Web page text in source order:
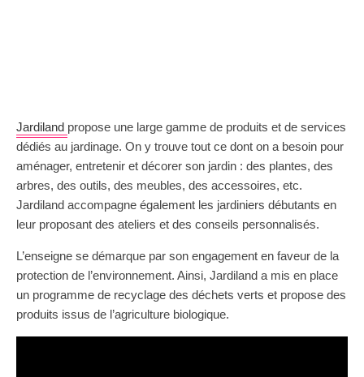
Jardiland propose une large gamme de produits et de services
dédiés au jardinage. On y trouve tout ce dont on a besoin pour
aménager, entretenir et décorer son jardin : des plantes, des
arbres, des outils, des meubles, des accessoires, etc.
Jardiland accompagne également les jardiniers débutants en
leur proposant des ateliers et des conseils personnalisés.
L’enseigne se démarque par son engagement en faveur de la
protection de l’environnement. Ainsi, Jardiland a mis en place
un programme de recyclage des déchets verts et propose des
produits issus de l’agriculture biologique.